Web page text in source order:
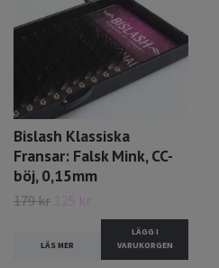
Bislash Klassiska
Fransar: Falsk Mink, CC-
böj, 0,15mm
179 kr 125 kr
LÄS MER
LÄGG I
VARUKORGEN